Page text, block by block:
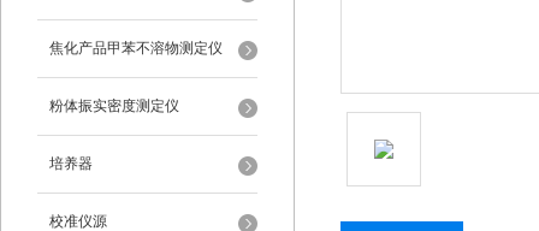
焦化产品甲苯不溶物测定仪
粉体振实密度测定仪
培养器
校准仪源